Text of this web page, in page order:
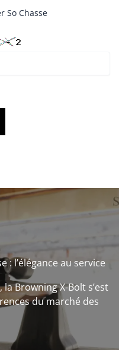
So Chasse
: l’élégance au service
Browning X-Bolt s’est
du marché des